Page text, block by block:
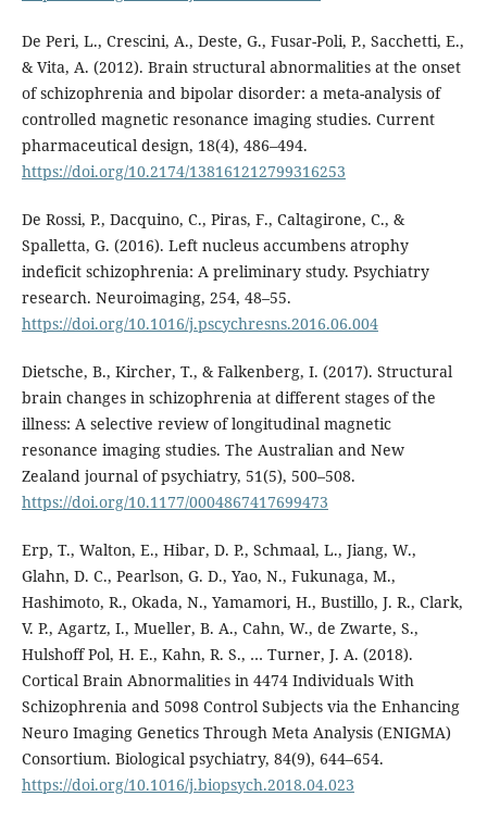
De Peri, L., Crescini, A., Deste, G., Fusar-Poli, P., Sacchetti, E.,
& Vita, A. (2012). Brain structural abnormalities at the onset
of schizophrenia and bipolar disorder: a meta-analysis of
controlled magnetic resonance imaging studies. Current
pharmaceutical design, 18(4), 486–494.
https://doi.org/10.2174/138161212799316253
De Rossi, P., Dacquino, C., Piras, F., Caltagirone, C., &
Spalletta, G. (2016). Left nucleus accumbens atrophy
indeficit schizophrenia: A preliminary study. Psychiatry
research. Neuroimaging, 254, 48–55.
https://doi.org/10.1016/j.pscychresns.2016.06.004
Dietsche, B., Kircher, T., & Falkenberg, I. (2017). Structural
brain changes in schizophrenia at different stages of the
illness: A selective review of longitudinal magnetic
resonance imaging studies. The Australian and New
Zealand journal of psychiatry, 51(5), 500–508.
https://doi.org/10.1177/0004867417699473
Erp, T., Walton, E., Hibar, D. P., Schmaal, L., Jiang, W.,
Glahn, D. C., Pearlson, G. D., Yao, N., Fukunaga, M.,
Hashimoto, R., Okada, N., Yamamori, H., Bustillo, J. R., Clark,
V. P., Agartz, I., Mueller, B. A., Cahn, W., de Zwarte, S.,
Hulshoff Pol, H. E., Kahn, R. S., … Turner, J. A. (2018).
Cortical Brain Abnormalities in 4474 Individuals With
Schizophrenia and 5098 Control Subjects via the Enhancing
Neuro Imaging Genetics Through Meta Analysis (ENIGMA)
Consortium. Biological psychiatry, 84(9), 644–654.
https://doi.org/10.1016/j.biopsych.2018.04.023